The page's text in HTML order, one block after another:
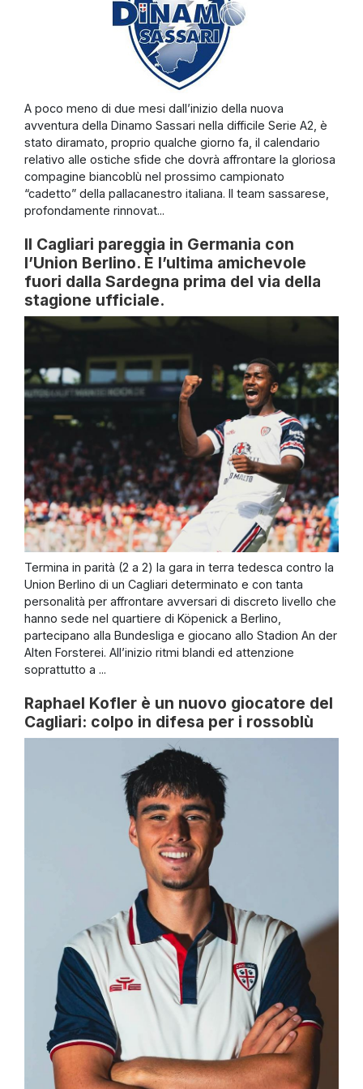
A poco meno di due mesi dall’inizio della nuova
avventura della Dinamo Sassari nella difficile Serie A2, è
stato diramato, proprio qualche giorno fa, il calendario
relativo alle ostiche sfide che dovrà affrontare la gloriosa
compagine biancoblù nel prossimo campionato
“cadetto” della pallacanestro italiana. Il team sassarese,
profondamente rinnovat...
Il Cagliari pareggia in Germania con
l’Union Berlino. È l’ultima amichevole
fuori dalla Sardegna prima del via della
stagione ufficiale.
Termina in parità (2 a 2) la gara in terra tedesca contro la
Union Berlino di un Cagliari determinato e con tanta
personalità per affrontare avversari di discreto livello che
hanno sede nel quartiere di Köpenick a Berlino,
partecipano alla Bundesliga e giocano allo Stadion An der
Alten Forsterei. All’inizio ritmi blandi ed attenzione
soprattutto a ...
Raphael Kofler è un nuovo giocatore del
Cagliari: colpo in difesa per i rossoblù